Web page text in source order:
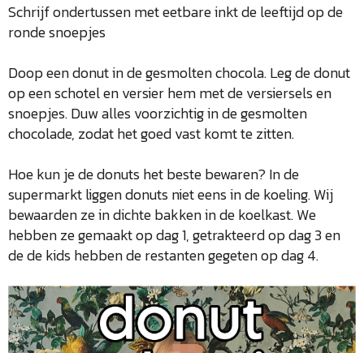
Schrijf ondertussen met eetbare inkt de leeftijd op de
ronde snoepjes
Doop een donut in de gesmolten chocola. Leg de donut
op een schotel en versier hem met de versiersels en
snoepjes. Duw alles voorzichtig in de gesmolten
chocolade, zodat het goed vast komt te zitten.
Hoe kun je de donuts het beste bewaren? In de
supermarkt liggen donuts niet eens in de koeling. Wij
bewaarden ze in dichte bakken in de koelkast. We
hebben ze gemaakt op dag 1, getrakteerd op dag 3 en
de de kids hebben de restanten gegeten op dag 4.